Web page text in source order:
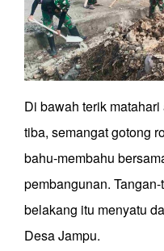
Di bawah terik
tiba, semangat gotong
bahu-membahu
pembangunan.
belakang itu menyatu
Desa Jampu.